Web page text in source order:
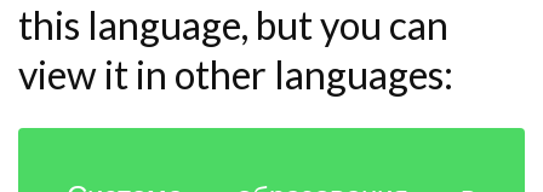
this language, but you can
view it in other languages: